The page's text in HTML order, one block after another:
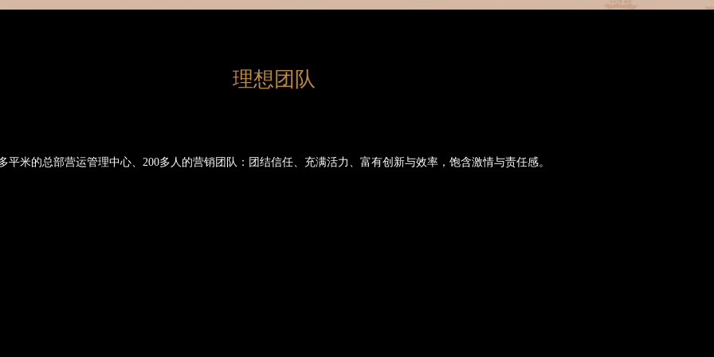
理想团队
平米的总部营运管理中心、 200多人的营销团队： 团结信任、充满活力、富有创新与效率，饱含激情与责任感。